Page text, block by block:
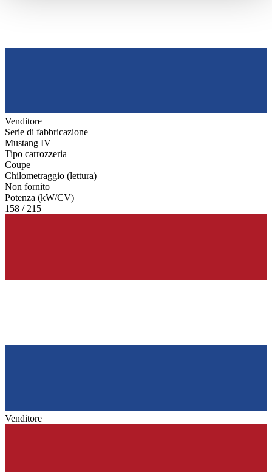
Venditore
Serie di fabbricazione
Mustang IV
Tipo carrozzeria
Coupe
Chilometraggio (lettura)
Non fornito
Potenza (kW/CV)
158 / 215
Venditore